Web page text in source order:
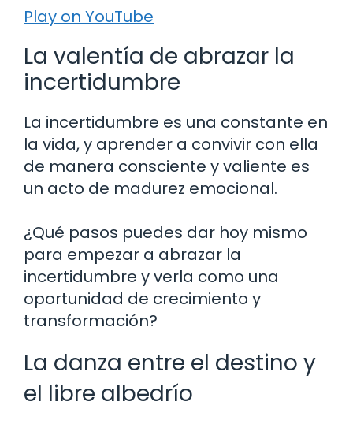
Play on YouTube
La valentía de abrazar la
incertidumbre
La incertidumbre es una constante en
la vida, y aprender a convivir con ella
de manera consciente y valiente es
un acto de madurez emocional.
¿Qué pasos puedes dar hoy mismo
para empezar a abrazar la
incertidumbre y verla como una
oportunidad de crecimiento y
transformación?
La danza entre el destino y
el libre albedrío